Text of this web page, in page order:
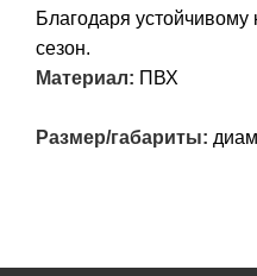
Благодаря
сезон.
Материал: ПВХ
Размер/габариты: